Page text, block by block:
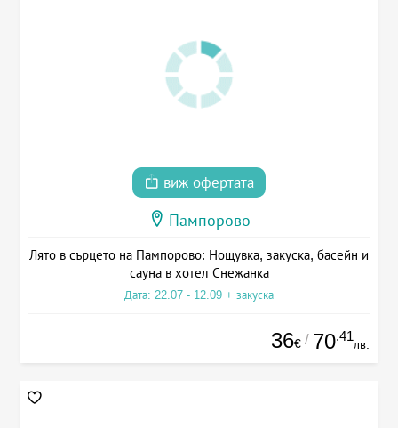
виж офертата
Пампорово
Лято в сърцето на Пампорово: Нощувка, закуска, басейн и
сауна в хотел Снежанка
Дата: 22.07 - 12.09 + закуска
36€ / 70.41
лв.